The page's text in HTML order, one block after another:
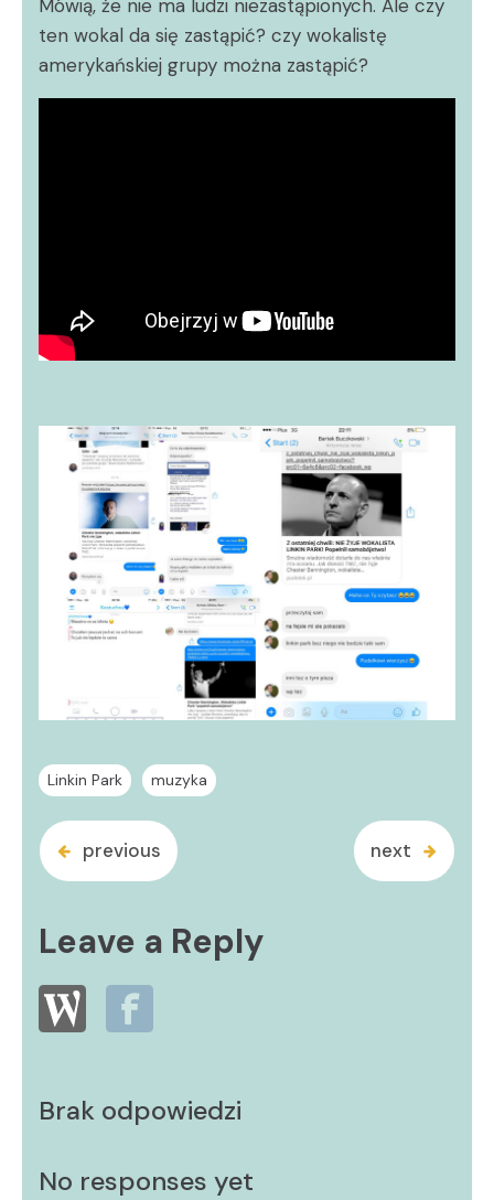
Mówią, że nie ma ludzi niezastąpionych. Ale czy
ten wokal da się zastąpić? czy wokalistę
amerykańskiej grupy można zastąpić?
Linkin Park muzyka
previous next
Leave a Reply
Brak odpowiedzi
No responses yet